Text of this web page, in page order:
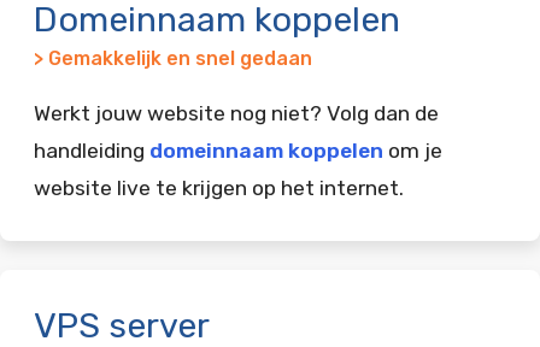
Domeinnaam koppelen
> Gemakkelijk en snel gedaan
Werkt jouw website nog niet? Volg dan de
handleiding domeinnaam koppelen om je
website live te krijgen op het internet.
VPS server